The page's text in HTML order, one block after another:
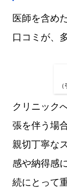
医師を含め
口コミが、
クリニック
張を伴う場
親切丁寧な
感や納得感
続にとって